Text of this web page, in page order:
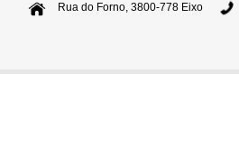
Rua do Forno, 3800-778 Eixo